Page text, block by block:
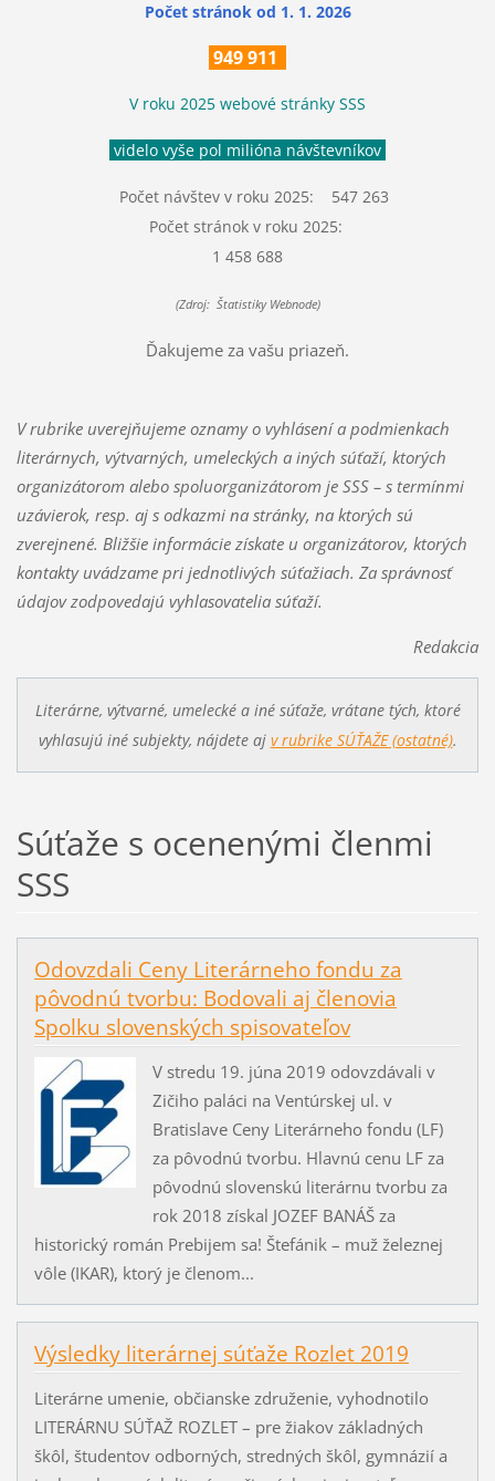
Počet stránok od 1. 1. 2026
949 911
V roku 2025 webové stránky SSS
videlo vyše pol milióna návštevníkov
Počet návštev v roku 2025: 547 263
Počet stránok v roku 2025:
1 458 688
(Zdroj: Štatistiky Webnode)
Ďakujeme za vašu priazeň.
V rubrike uverejňujeme oznamy o vyhlásení a podmienkach
literárnych, výtvarných, umeleckých a iných súťaží, ktorých
organizátorom alebo spoluorganizátorom je SSS – s termínmi
uzávierok, resp. aj s odkazmi na stránky, na ktorých sú
zverejnené. Bližšie informácie získate u organizátorov, ktorých
kontakty uvádzame pri jednotlivých súťažiach. Za správnosť
údajov zodpovedajú vyhlasovatelia súťaží.
Redakcia
Literárne, výtvarné, umelecké a iné súťaže, vrátane tých, ktoré
vyhlasujú iné subjekty, nájdete aj v rubrike SÚŤAŽE (ostatné).
Súťaže s ocenenými členmi
SSS
Odovzdali Ceny Literárneho fondu za
pôvodnú tvorbu: Bodovali aj členovia
Spolku slovenských spisovateľov
V stredu 19. júna 2019 odovzdávali v
Zičiho paláci na Ventúrskej ul. v
Bratislave Ceny Literárneho fondu (LF)
za pôvodnú tvorbu. Hlavnú cenu LF za
pôvodnú slovenskú literárnu tvorbu za
rok 2018 získal JOZEF BANÁŠ za
historický román Prebijem sa! Štefánik – muž železnej
vôle (IKAR), ktorý je členom...
Výsledky literárnej súťaže Rozlet 2019
Literárne umenie, občianske združenie, vyhodnotilo
LITERÁRNU SÚŤAŽ ROZLET – pre žiakov základných
škôl, študentov odborných, stredných škôl, gymnázií a